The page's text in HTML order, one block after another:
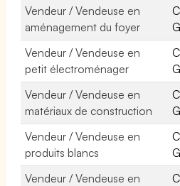
Vendeur / Vendeuse en
aménagement du foyer
Vendeur / Vendeuse en
petit électroménager
Vendeur / Vendeuse en
matériaux de construction
Vendeur / Vendeuse en
produits blancs
Vendeur / Vendeuse en